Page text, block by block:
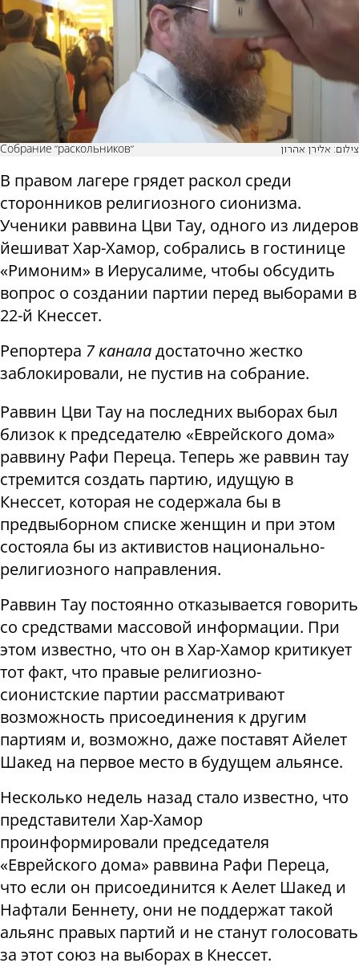
Собрание "раскольников" צילום: אלירן אהרון
В правом лагере грядет раскол среди
сторонников религиозного сионизма.
Ученики раввина Цви Тау, одного из лидеров
йешиват Хар-Хамор, собрались в гостинице
«Римоним» в Иерусалиме, чтобы обсудить
вопрос о создании партии перед выборами в
22-й Кнессет.
Репортера 7 каналадостаточно жестко
заблокировали, не пустив на собрание.
Раввин Цви Тау на последних выборах был
близок к председателю «Еврейского дома»
раввину Рафи Переца. Теперь же раввин тау
стремится создать партию, идущую в
Кнессет, которая не содержала бы в
предвыборном списке женщин и при этом
состояла бы из активистов национально-
религиозного направления.
Раввин Тау постоянно отказывается говорить
со средствами массовой информации. При
этом известно, что он в Хар-Хамор критикует
тот факт, что правые религиозно-
сионистские партии рассматривают
возможность присоединения к другим
партиям и, возможно, даже поставят Айелет
Шакед на первое место в будущем альянсе.
Несколько недель назад стало известно, что
представители Хар-Хамор
проинформировали председателя
«Еврейского дома» раввина Рафи Переца,
что если он присоединится к Аелет Шакед и
Нафтали Беннету, они не поддержат такой
альянс правых партий и не станут голосовать
за этот союз на выборах в Кнессет.